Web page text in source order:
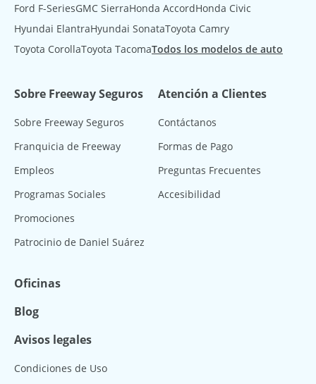
Ford F-SeriesGMC SierraHonda AccordHonda Civic
Hyundai ElantraHyundai SonataToyota Camry
Toyota CorollaToyota TacomaTodos los modelos de auto
Sobre Freeway Seguros
Sobre Freeway Seguros
Franquicia de Freeway
Empleos
Programas Sociales
Promociones
Patrocinio de Daniel Suárez
Atención a Clientes
Contáctanos
Formas de Pago
Preguntas Frecuentes
Accesibilidad
Oficinas
Blog
Avisos legales
Condiciones de Uso